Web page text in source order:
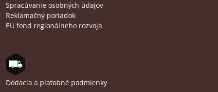
Spracúvanie osobných údajov
Reklamačný poriadok
EU fond regionálneho rozvoja
Dodacia a platobné podmienky